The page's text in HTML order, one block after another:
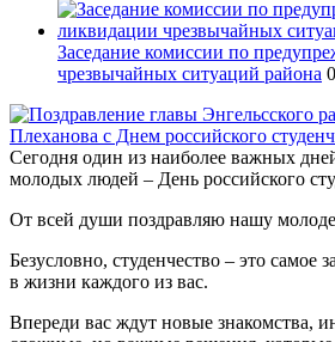
Заседание комиссии по
чрезвычайных ситуаций района
Сегодня один из наиболее важных
молодых людей – День российского
От всей души поздравляю нашу
Безусловно, студенчество – это самое
в жизни каждого из вас.
Впереди вас ждут новые знакомства,